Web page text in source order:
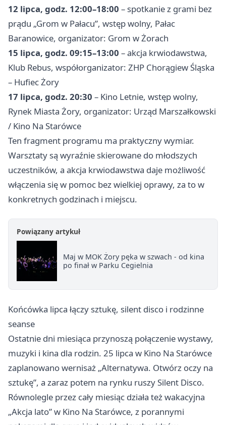
12 lipca, godz. 12:00–18:00 – spotkanie z grami bez
prądu „Grom w Pałacu”, wstęp wolny, Pałac
Baranowice, organizator: Grom w Żorach
15 lipca, godz. 09:15–13:00 – akcja krwiodawstwa,
Klub Rebus, współorganizator: ZHP Chorągiew Śląska
– Hufiec Żory
17 lipca, godz. 20:30 – Kino Letnie, wstęp wolny,
Rynek Miasta Żory, organizator: Urząd Marszałkowski
/ Kino Na Starówce
Ten fragment programu ma praktyczny wymiar.
Warsztaty są wyraźnie skierowane do młodszych
uczestników, a akcja krwiodawstwa daje możliwość
włączenia się w pomoc bez wielkiej oprawy, za to w
konkretnych godzinach i miejscu.
Powiązany artykuł
Maj w MOK Żory pęka w szwach - od kina
po finał w Parku Cegielnia
Końcówka lipca łączy sztukę, silent disco i rodzinne
seanse
Ostatnie dni miesiąca przynoszą połączenie wystawy,
muzyki i kina dla rodzin. 25 lipca w Kino Na Starówce
zaplanowano wernisaż „Alternatywa. Otwórz oczy na
sztukę”, a zaraz potem na rynku ruszy Silent Disco.
Równolegle przez cały miesiąc działa też wakacyjna
„Akcja lato” w Kino Na Starówce, z porannymi